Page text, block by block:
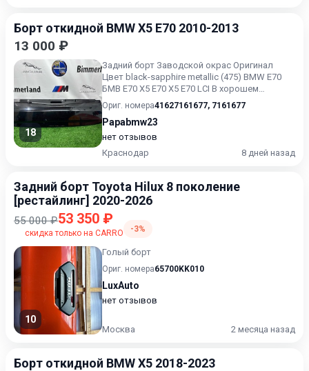
Борт откидной BMW X5 E70 2010-2013
13 000 ₽
18
Задний борт Заводской окрас Оригинал
Цвет black-sapphire metallic (475) BMW E70
БМВ Е70 X5 E70 X5 E70 LCI В хорошем
состоянии Без пробега по...
Ориг. номера41627161677, 7161677
Papabmw23
нет отзывов
Краснодар
8 дней назад
Задний борт Toyota Hilux 8 поколение
[рестайлинг] 2020-2026
55 000 ₽53 350 ₽
скидка только на CARRO -3%
10
Голый борт
Ориг. номера65700KK010
LuxAuto
нет отзывов
Москва 2 месяца назад
Борт откидной BMW X5 2018-2023